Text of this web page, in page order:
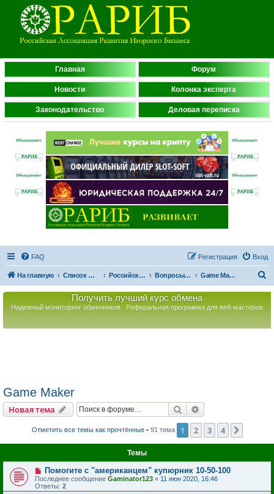
Главная Форум
Новости Колонка эксперта
Законодательство Деловая переписка
FAQ Вход
Регистрация
На главную Список форумов Российская Ассоциация Развития Игорного Бизнеса Вопросы по игорному оборудованию Game Maker
Получить лучший курс обмена
Надежный мониторинг обменников Реферальная программа для веб-мастеров
Game Maker
Новая тема Поиск
Отметить все темы как прочтённые• 91 тема 1 2 3 4
Темы
Помогите с "американцем" купюрник 10-50-100
Последнее сообщение Gaminator123 « 11 июн 2020, 16:46
Ответы: 2